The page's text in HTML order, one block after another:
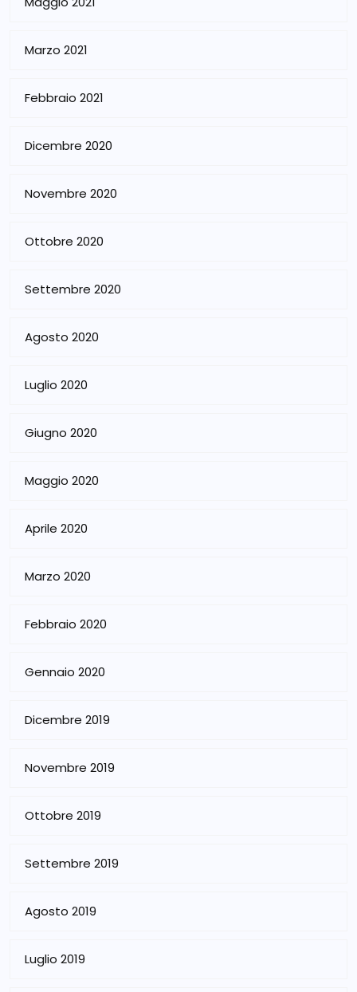
Marzo 2021
Febbraio 2021
Dicembre 2020
Novembre 2020
Ottobre 2020
Settembre 2020
Agosto 2020
Luglio 2020
Giugno 2020
Maggio 2020
Aprile 2020
Marzo 2020
Febbraio 2020
Gennaio 2020
Dicembre 2019
Novembre 2019
Ottobre 2019
Settembre 2019
Agosto 2019
Luglio 2019